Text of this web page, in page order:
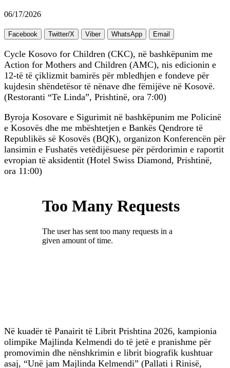
06/17/2026
Facebook Twitter/X Viber WhatsApp Email
Cycle Kosovo for Children (CKC), në bashkëpunim me
Action for Mothers and Children (AMC), nis edicionin e
12-të të çiklizmit bamirës për mbledhjen e fondeve për
kujdesin shëndetësor të nënave dhe fëmijëve në Kosovë.
(Restoranti “Te Linda”, Prishtinë, ora 7:00)
Byroja Kosovare e Sigurimit në bashkëpunim me Policinë
e Kosovës dhe me mbështetjen e Bankës Qendrore të
Republikës së Kosovës (BQK), organizon Konferencën për
lansimin e Fushatës vetëdijësuese për përdorimin e raportit
evropian të aksidentit (Hotel Swiss Diamond, Prishtinë,
ora 11:00)
Në kuadër të Panairit të Librit Prishtina 2026, kampionia
olimpike Majlinda Kelmendi do të jetë e pranishme për
promovimin dhe nënshkrimin e librit biografik kushtuar
asaj, “Unë jam Majlinda Kelmendi” (Pallati i Rinisë,